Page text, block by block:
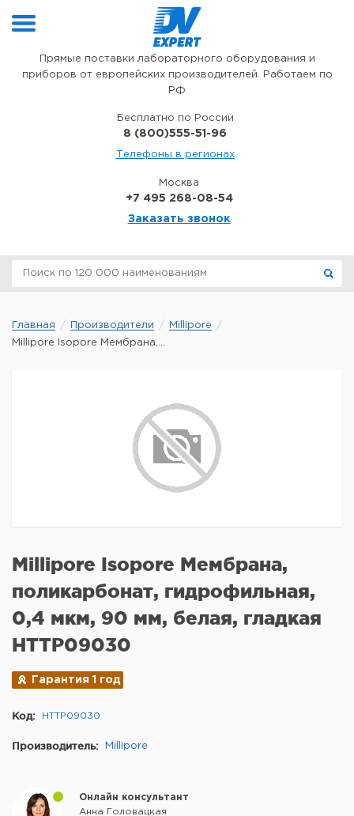
Прямые поставки лабораторного оборудования и
приборов от европейских производителей. Работаем по
РФ
Бесплатно по России
8 (800)555-51-96
Телефоны в регионах
Москва
+7 495 268-08-54
Заказать звонок
Главная Производители
Millipore
Millipore Isopore Мембрана,...
Millipore Isopore Мембрана,
поликарбонат, гидрофильная,
0,4 мкм, 90 мм, белая, гладкая
HTTP09030
Гарантия 1 год
Код: HTTP09030
Производитель: Millipore
Онлайн консультант
Анна Головацкая